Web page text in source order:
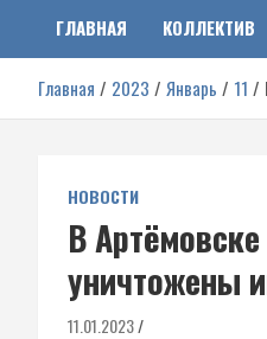
Украине
ДНР, ЛНР и других регионах.
ГЛАВНАЯ КОЛЛЕКТИВ
Главная 2023 Январь 11
НОВОСТИ
В
уничтожены
11.01.2023